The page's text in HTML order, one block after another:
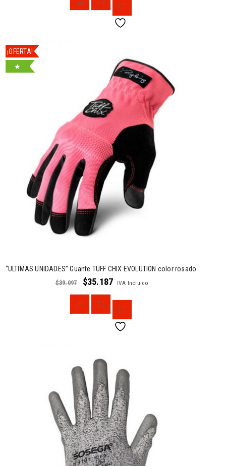
¡OFERTA!
★
“ULTIMAS UNIDADES” Guante TUFF CHIX EVOLUTION color rosado
$39.097 $35.187 IVA Incluido